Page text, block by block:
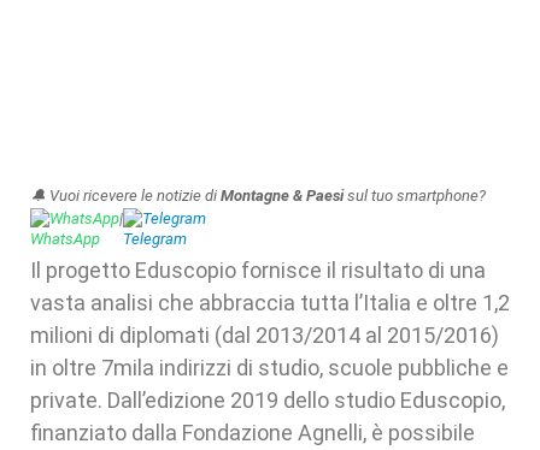
🔔 Vuoi ricevere le notizie di Montagne & Paesisul tuo smartphone?
WhatsApp| Telegram
Il progetto Eduscopio fornisce il risultato di una
vasta analisi che abbraccia tutta l’Italia e oltre 1,2
milioni di diplomati (dal 2013/2014 al 2015/2016)
in oltre 7mila indirizzi di studio, scuole pubbliche e
private. Dall’edizione 2019 dello studio Eduscopio,
finanziato dalla Fondazione Agnelli, è possibile